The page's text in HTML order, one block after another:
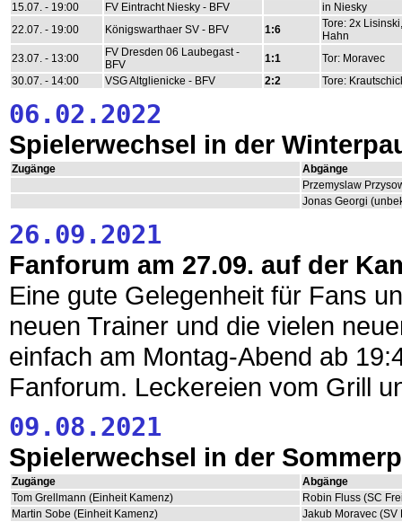
15.07. - 19:00
FV Eintracht Niesky - BFV
in Niesky
22.07. - 19:00
Königswarthaer SV - BFV 1:6
Tore: 2x
Hahn
23.07. - 13:00
FV Dresden 06 Laubegast -
BFV
1:1
Tor: Moravec
30.07. - 14:00
VSG Altglienicke - BFV 2:2 Tore:
06.02.2022
Spielerwechsel in der
Zugänge
Abgänge
Przemyslaw
Jonas Georgi
26.09.2021
Fanforum am 27.09. auf der
Eine gute Gelegenheit für Fans
neuen Trainer und die vielen
einfach am Montag-Abend ab
Fanforum. Leckereien vom Grill
09.08.2021
Spielerwechsel in der
Zugänge
Abgänge
Tom Grellmann (Einheit Kamenz)
Robin Fluss (SC
Martin Sobe (Einheit Kamenz)
Jakub Moravec (SV